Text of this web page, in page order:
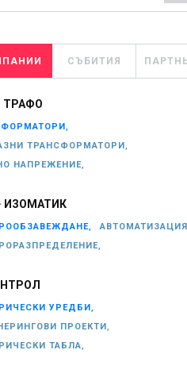
СЪБИТИЯ
ТРАФО
ТРАНСФОРМАТОРИ,
НАПРЕЖЕНИЕ,
ИЗОМАТИК
УРЕДБИ,
ПРОЕКТИ,
ТАБЛА,